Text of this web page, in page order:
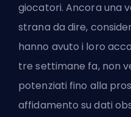
giocatori. Ancora una
strana da dire,
hanno avuto i loro
tre settimane fa, non
potenziati fino alla
affidamento su dati